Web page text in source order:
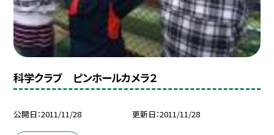
科学クラブ ピンホールカメラ２
公開日 2011/11/28 更新日 2011/11/28